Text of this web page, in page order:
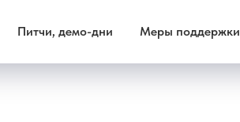
Питчи, демо-дни Меры поддержки